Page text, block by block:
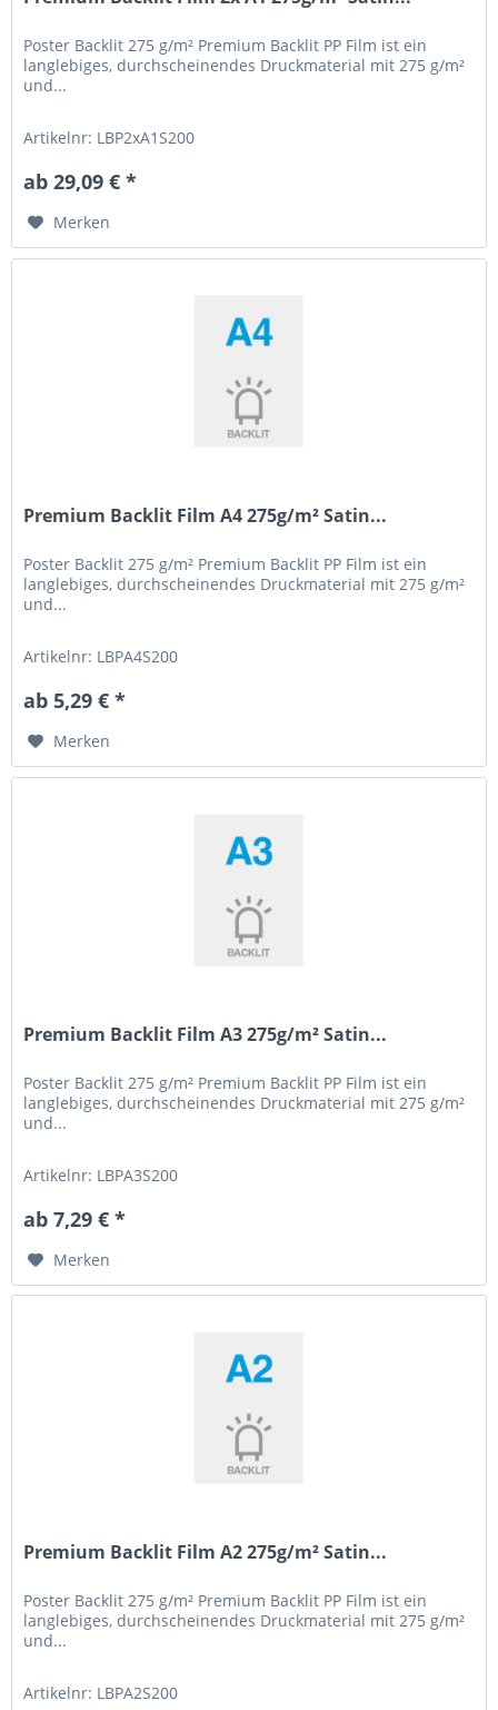
Poster Backlit 275 g/m² Premium Backlit PP Film ist ein
langlebiges, durchscheinendes Druckmaterial mit 275 g/m²
und...
Artikelnr: LBP2xA1S200
ab 29,09 € *
Merken
Premium Backlit Film A4 275g/m² Satin...
Poster Backlit 275 g/m² Premium Backlit PP Film ist ein
langlebiges, durchscheinendes Druckmaterial mit 275 g/m²
und...
Artikelnr: LBPA4S200
ab 5,29 € *
Merken
Premium Backlit Film A3 275g/m² Satin...
Poster Backlit 275 g/m² Premium Backlit PP Film ist ein
langlebiges, durchscheinendes Druckmaterial mit 275 g/m²
und...
Artikelnr: LBPA3S200
ab 7,29 € *
Merken
Premium Backlit Film A2 275g/m² Satin...
Poster Backlit 275 g/m² Premium Backlit PP Film ist ein
langlebiges, durchscheinendes Druckmaterial mit 275 g/m²
und...
Artikelnr: LBPA2S200